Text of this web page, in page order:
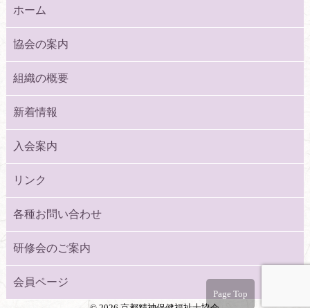
ホーム
協会の案内
組織の概要
新着情報
入会案内
リンク
各種お問い合わせ
研修会のご案内
会員ページ
Page Top